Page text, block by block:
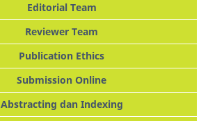
Editorial Team
Reviewer Team
Publication Ethics
Submission Online
Abstracting dan Indexing